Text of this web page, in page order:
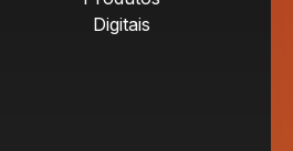
Digitais